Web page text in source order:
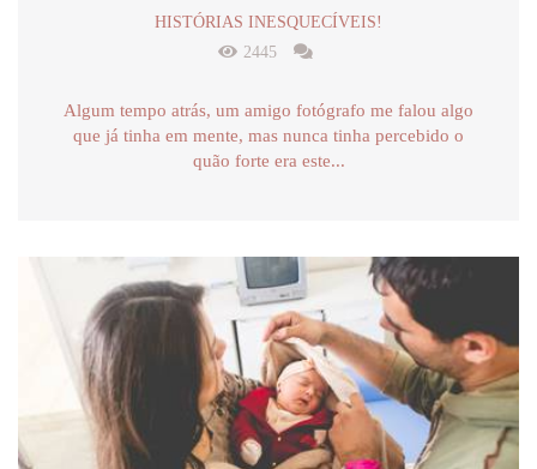
HISTÓRIAS INESQUECÍVEIS!
2445
Algum tempo atrás, um amigo fotógrafo me falou algo
que já tinha em mente, mas nunca tinha percebido o
quão forte era este...